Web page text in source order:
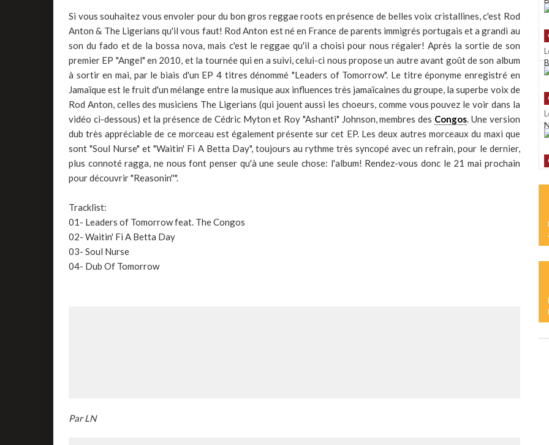
Si vous souhaitez vous envoler pour du bon gros reggae roots en présence de belles voix cristallines, c'est Rod
Anton & The Ligerians qu'il vous faut! Rod Anton est né en France de parents immigrés portugais et a grandi au
son du fado et de la bossa nova, mais c'est le reggae qu'il a choisi pour nous régaler! Après la sortie de son
premier EP "Angel" en 2010, et la tournée qui en a suivi, celui-ci nous propose un autre avant goût de son album
à sortir en mai, par le biais d'un EP 4 titres dénommé "Leaders of Tomorrow". Le titre éponyme enregistré en
Jamaïque est le fruit d'un mélange entre la musique aux influences très jamaïcaines du groupe, la superbe voix de
Rod Anton, celles des musiciens The Ligerians (qui jouent aussi les choeurs, comme vous pouvez le voir dans la
vidéo ci-dessous) et la présence de Cédric Myton et Roy "Ashanti" Johnson, membres des Congos. Une version
dub très appréciable de ce morceau est également présente sur cet EP. Les deux autres morceaux du maxi que
sont "Soul Nurse" et "Waitin' Fi A Betta Day", toujours au rythme très syncopé avec un refrain, pour le dernier,
plus connoté ragga, ne nous font penser qu'à une seule chose: l'album! Rendez-vous donc le 21 mai prochain
pour découvrir "Reasonin''".
Tracklist:
01- Leaders of Tomorrow feat. The Congos
02- Waitin' Fi A Betta Day
03- Soul Nurse
04- Dub Of Tomorrow
Par LN